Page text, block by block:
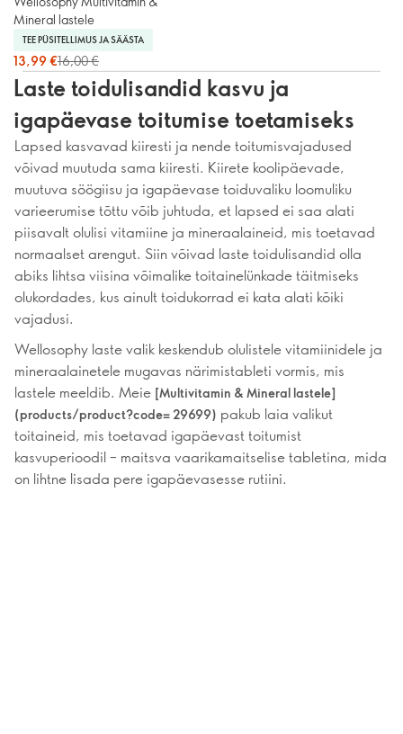
Mineral lastele
TEE PÜSITELLIMUS JA SÄÄSTA
13,99 €16,00 €
Laste toidulisandid kasvu ja
igapäevase toitumise toetamiseks
Lapsed kasvavad kiiresti ja nende toitumisvajadused
võivad muutuda sama kiiresti. Kiirete koolipäevade,
muutuva söögiisu ja igapäevase toiduvaliku loomuliku
varieerumise tõttu võib juhtuda, et lapsed ei saa alati
piisavalt olulisi vitamiine ja mineraalaineid, mis toetavad
normaalset arengut. Siin võivad laste toidulisandid olla
abiks lihtsa viisina võimalike toitainelünkade täitmiseks
olukordades, kus ainult toidukorrad ei kata alati kõiki
vajadusi.
Wellosophy laste valik keskendub olulistele vitamiinidele ja
mineraalainetele mugavas närimistableti vormis, mis
lastele meeldib. Meie [Multivitamin & Mineral lastele]
(products/product?code= 29699) pakub laia valikut
toitaineid, mis toetavad igapäevast toitumist
kasvuperioodil – maitsva vaarikamaitselise tabletina, mida
on lihtne lisada pere igapäevasesse rutiini.